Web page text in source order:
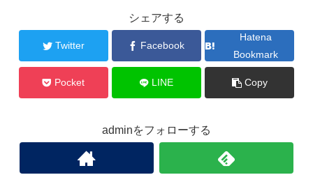
シェアする
Twitter Facebook
Hatena
Bookmark
Pocket LINE Copy
adminをフォローする